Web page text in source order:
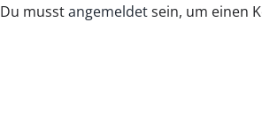
Du musstangemeldetsein, um einen